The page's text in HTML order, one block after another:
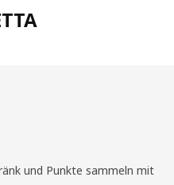
und Punkte sammeln mit